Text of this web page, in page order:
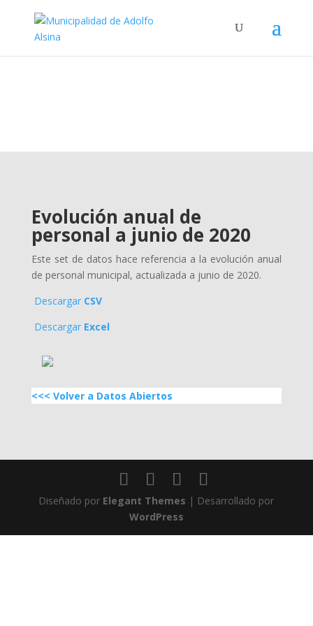
Evolución anual de
personal a junio de 2020
Este set de datos hace referencia a la evolución anual
de personal municipal, actualizada a junio de 2020.
Descargar CSV
Descargar Excel
<<< Volver a Datos Abiertos
Diseñado por Elegant Themes | Desarrollado por
WordPress